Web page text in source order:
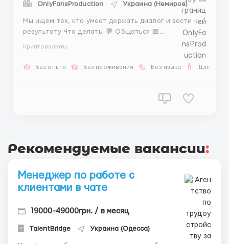
OnlyFansProduction Украина (Немиров)
Мы ищем тех, кто умеет держать диалог и вести к
результату Что делать: 💬 Общаться 📅
@AnnaBiHR Если ты про результат — тебе к нам ...
Криптовалюты
Без опыта Без проживания Без языка Для
Рекомендуемые вакансии:
Менеджер по работе с
клиентами в чате
19000-49000грн. / в месяц
TalentBridge Украина (Одесса)